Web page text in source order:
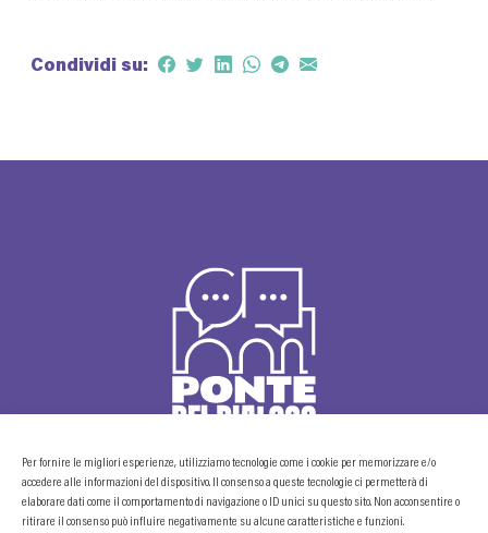
Per fornire le migliori esperienze, utilizziamo tecnologie come i cookie per memorizzare e/o
accedere alle informazioni del dispositivo. Il consenso a queste tecnologie ci permetterà di
elaborare dati come il comportamento di navigazione o ID unici su questo sito. Non acconsentire o
ritirare il consenso può influire negativamente su alcune caratteristiche e funzioni.
Condividi su:
© 2024 - Comune di Dronero